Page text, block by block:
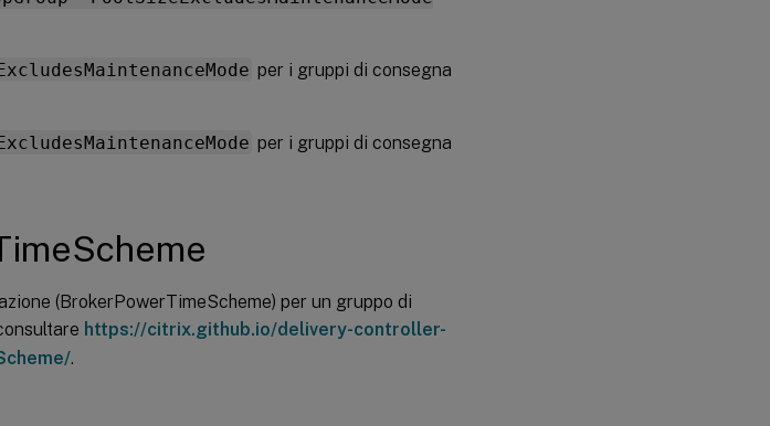
per i gruppi di consegna
per i gruppi di consegna
(BrokerPowerTimeScheme) per un gruppo di
https://citrix.github.io/delivery-controller-
.